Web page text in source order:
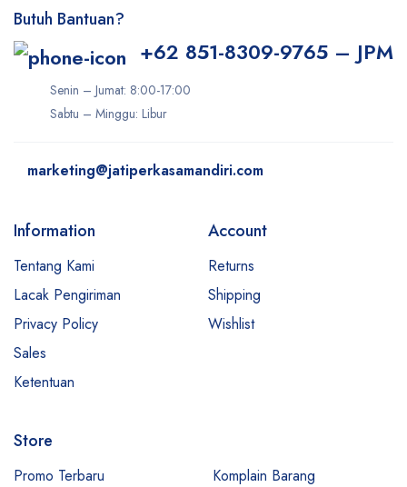
Butuh Bantuan?
+62 851-8309-9765 – JPM
Senin – Jumat: 8:00-17:00
Sabtu – Minggu: Libur
marketing@jatiperkasamandiri.com
Information
Tentang Kami
Lacak Pengiriman
Privacy Policy
Sales
Ketentuan
Account
Returns
Shipping
Wishlist
Store
Promo Terbaru
Komplain Barang